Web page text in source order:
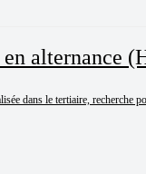
alternance
dans le tertiaire, recherche